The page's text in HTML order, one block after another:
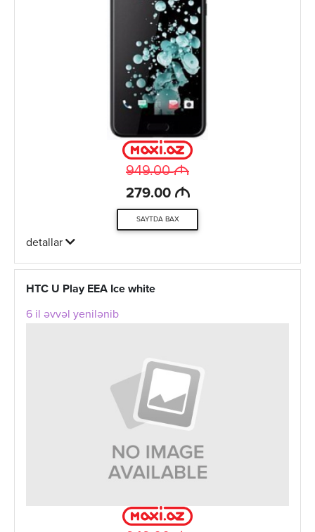
949.00M
279.00 M
SAYTDA BAX
detallar
HTC U Play EEA Ice white
6 il əvvəl yenilənib